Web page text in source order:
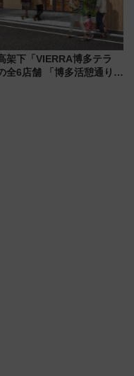
架下「VIERRA博多テラ
全6店舗 「博多活憩通り」